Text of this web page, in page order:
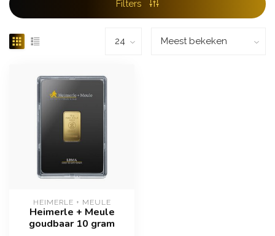
Filters
HEIMERLE + MEULE
Heimerle + Meule
goudbaar 10 gram